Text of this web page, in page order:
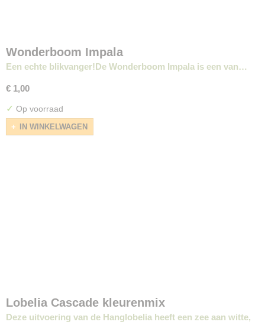
Wonderboom Impala
Een echte blikvanger!De Wonderboom Impala is een van…
€ 1,00
✓ Op voorraad
IN WINKELWAGEN
Lobelia Cascade kleurenmix
Deze uitvoering van de Hanglobelia heeft een zee aan witte,